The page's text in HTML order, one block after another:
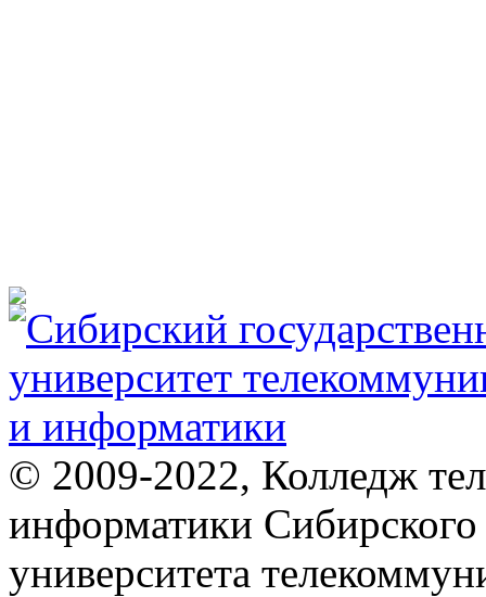
© 2009-2022, Колледж
информатики Сибирского
университета